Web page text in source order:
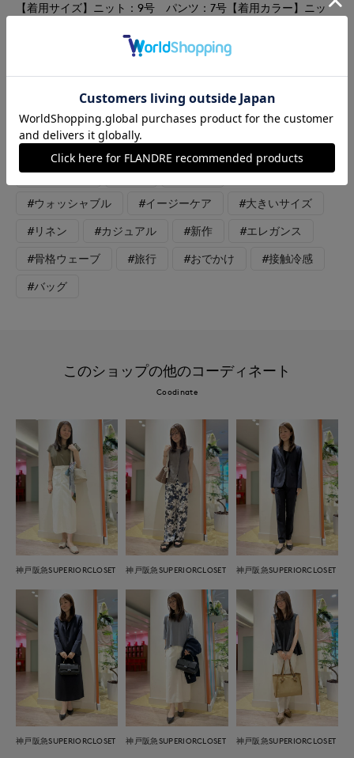
【着用サイズ】ニット：9号 パンツ：7号【着用カラー】ニッ
涼しいお出かけスタイリングです。 キュプラ混のニットは、接
お出かけコーディネートの完成です。
#ニット #パンツ #オフィスカジュアル
#リラックス #休日 #デート
#ウォッシャブル #イージーケア #大きいサイズ
#リネン #カジュアル #新作 #エレガンス
#骨格ウェーブ #旅行 #おでかけ #接触冷感
#バッグ
このショップの他のコーディネート
Coodinate
神戸阪急SUPERIORCLOSET 神戸阪急SUPERIORCLOSET 神戸阪急SUPERIORCLOSET
神戸阪急SUPERIORCLOSET 神戸阪急SUPERIORCLOSET 神戸阪急SUPERIORCLOSET